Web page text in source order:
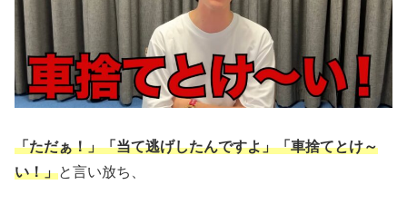
「ただぁ！」「当て逃げしたんですよ」「車捨てとけ～
い！」と言い放ち、